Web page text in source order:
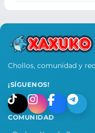
Chollos, comunidad y
¡SÍGUENOS!
COMUNIDAD